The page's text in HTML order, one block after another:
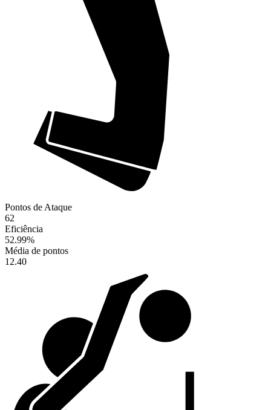
Pontos de Ataque
62
Eficiência
52.99%
Média de pontos
12.40